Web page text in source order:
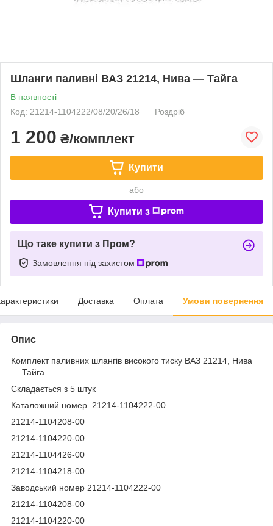
Шланги паливні ВАЗ 21214, Нива — Тайга
В наявності
Код: 21214-1104222/08/20/26/18
Роздріб
1 200 ₴/комплект
Купити
або
Купити з
Що таке купити з Пром?
Замовлення під захистом
Доставка Оплата Умови повернення
Опис
Комплект паливних шлангів високого тиску ВАЗ 21214, Нива
— Тайга
Складається з 5 штук
Каталожний номер 21214-1104222-00
21214-1104208-00
21214-1104220-00
21214-1104426-00
21214-1104218-00
Заводський номер 21214-1104222-00
21214-1104208-00
21214-1104220-00